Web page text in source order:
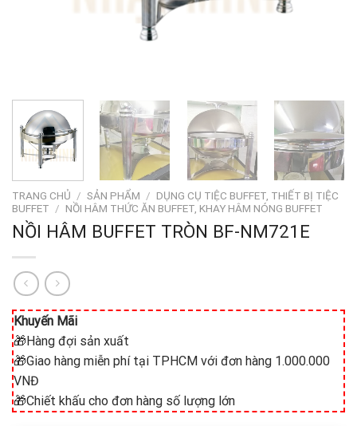
TRANG CHỦ / SẢN PHẨM / DỤNG CỤ TIỆC BUFFET, THIẾT BỊ TIỆC
BUFFET / NỒI HÂM THỨC ĂN BUFFET, KHAY HÂM NÓNG BUFFET
NỒI HÂM BUFFET TRÒN BF-NM721E
Khuyến Mãi
🎁Hàng đợi sản xuất
🎁Giao hàng miễn phí tại TPHCM với đơn hàng 1.000.000
VNĐ
🎁Chiết khấu cho đơn hàng số lượng lớn